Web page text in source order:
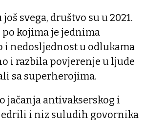
svega, društvo su u 2021.
kojima je jednima
i nedosljednost u odlukama
i razbila povjerenje u ljude
sa superherojima.
jačanja antivakserskog i
i niz suludih govornika